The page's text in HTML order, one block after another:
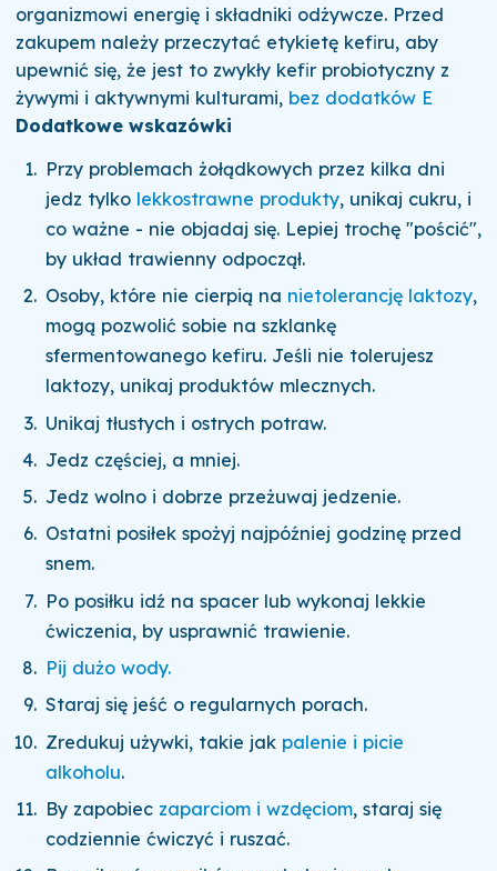
organizmowi energię i składniki odżywcze. Przed
zakupem należy przeczytać etykietę kefiru, aby
upewnić się, że jest to zwykły kefir probiotyczny z
żywymi i aktywnymi kulturami, bez dodatków E
Dodatkowe wskazówki
Przy problemach żołądkowych przez kilka dni
jedz tylko lekkostrawne produkty, unikaj cukru, i
co ważne - nie objadaj się. Lepiej trochę "pościć",
by układ trawienny odpoczął.
Osoby, które nie cierpią na nietolerancję laktozy,
mogą pozwolić sobie na szklankę
sfermentowanego kefiru. Jeśli nie tolerujesz
laktozy, unikaj produktów mlecznych.
Unikaj tłustych i ostrych potraw.
Jedz częściej, a mniej.
Jedz wolno i dobrze przeżuwaj jedzenie.
Ostatni posiłek spożyj najpóźniej godzinę przed
snem.
Po posiłku idź na spacer lub wykonaj lekkie
ćwiczenia, by usprawnić trawienie.
Pij dużo wody.
Staraj się jeść o regularnych porach.
Zredukuj używki, takie jak palenie i picie
alkoholu.
By zapobiec zaparciom i wzdęciom, staraj się
codziennie ćwiczyć i ruszać.